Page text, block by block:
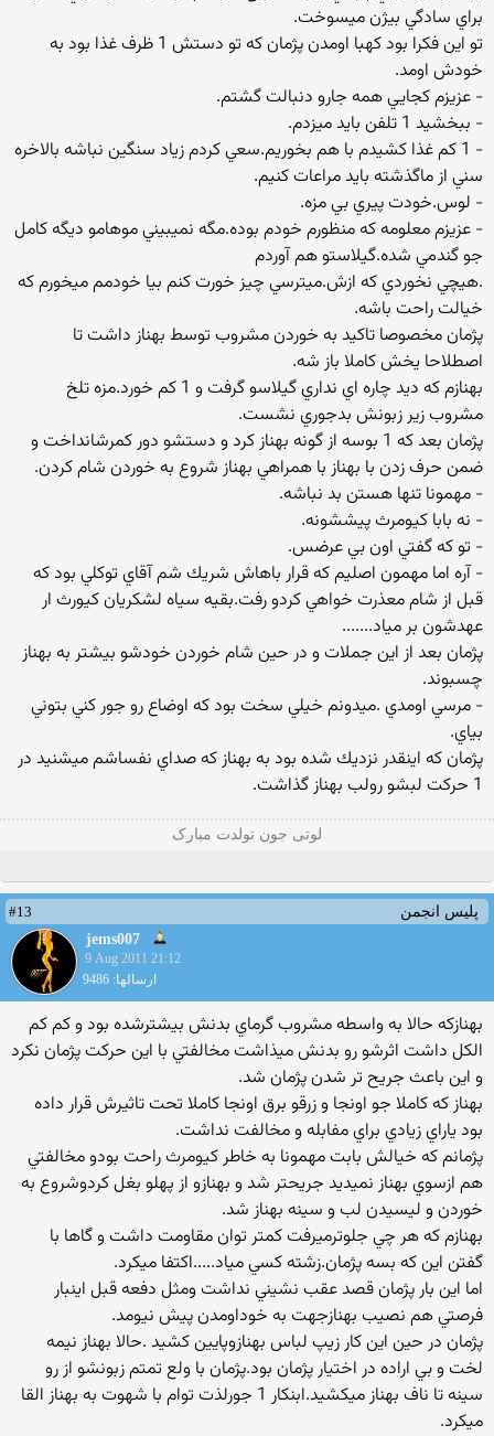
براي سادگي بيژن ميسوخت.
تو اين فكرا بود كهبا اومدن پژمان كه تو دستش 1 ظرف غذا بود به
خودش اومد.
- عزيزم كجايي همه جارو دنبالت گشتم.
- ببخشيد 1 تلفن بايد ميزدم.
- 1 كم غذا كشيدم با هم بخوريم.سعي كردم زياد سنگين نباشه بالاخره
سني از ماگذشته بايد مراعات كنيم.
- لوس.خودت پيري بي مزه.
- عزيزم معلومه كه منظورم خودم بوده.مگه نميبيني موهامو ديگه كامل
جو گندمي شده.گيلاستو هم آوردم
.هيچي نخوردي كه ازش.ميترسي چيز خورت كنم بيا خودمم ميخورم كه
خيالت راحت باشه.
پژمان مخصوصا تاكيد به خوردن مشروب توسط بهناز داشت تا
اصطلاحا يخش كاملا باز شه.
بهنازم كه ديد چاره اي نداري گيلاسو گرفت و 1 كم خورد.مزه تلخ
مشروب زير زبونش بدجوري نشست.
پژمان بعد كه 1 بوسه از گونه بهناز كرد و دستشو دور كمرشانداخت و
ضمن حرف زدن با بهناز با همراهي بهناز شروع به خوردن شام كردن.
- مهمونا تنها هستن بد نباشه.
- نه بابا كيومرث پيششونه.
- تو كه گفتي اون بي عرضس.
- آره اما مهمون اصليم كه قرار باهاش شريك شم آقاي توكلي بود كه
قبل از شام معذرت خواهي كردو رفت.بقيه سياه لشكريان كيورث ار
عهدشون بر مياد.......
پژمان بعد از اين جملات و در حين شام خوردن خودشو بيشتر به بهناز
چسبوند.
- مرسي اومدي .ميدونم خيلي سخت بود كه اوضاع رو جور كني بتوني
بياي.
پژمان كه اينقدر نزديك شده بود به بهناز كه صداي نفساشم ميشنيد در
1 حركت لبشو رولب بهناز گذاشت.
لوتی جون تولدت مبارک
پلیس انجمن
#13
jems007
9 Aug 2011 21:12
ارسالها: 9486
بهنازكه حالا به واسطه مشروب گرماي بدنش بيشترشده بود و كم كم
الكل داشت اثرشو رو بدنش ميذاشت مخالفتي با اين حركت پژمان نكرد
و اين باعث جريح تر شدن پژمان شد.
بهناز كه كاملا جو اونجا و زرقو برق اونجا كاملا تحت تاثيرش قرار داده
بود ياراي زيادي براي مفابله و مخالفت نداشت.
پژمانم كه خيالش بابت مهمونا به خاطر كيومرث راحت بودو مخالفتي
هم ازسوي بهناز نميديد جريحتر شد و بهنازو از پهلو بغل كردوشروع به
خوردن و ليسيدن لب و سينه بهناز شد.
بهنازم كه هر چي جلوترميرفت كمتر توان مقاومت داشت و گاها با
گفتن اين كه بسه پژمان.زشته كسي مياد.....اكتفا ميكرد.
اما اين بار پژمان قصد عقب نشيني نداشت ومثل دفعه قبل اينبار
فرصتي هم نصيب بهنازجهت به خوداومدن پيش نيومد.
پژمان در حين اين كار زيپ لباس بهنازوپايين كشيد .حالا بهناز نيمه
لخت و بي اراده در اختيار پژمان بود.پژمان با ولع تمتم زبونشو از رو
سينه تا ناف بهناز ميكشيد.ابنكار 1 جورلذت توام با شهوت به بهناز القا
ميكرد.